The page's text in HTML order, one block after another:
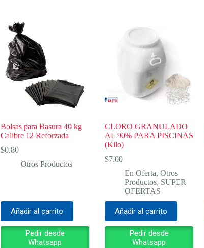
Bolsas para Basura 40 kg
Calibre 12 Reforzada
$0.80
Otros Productos
Añadir al carrito
Pedir desde
Whatsapp
CLORO GRANULADO
AL 90% PARA PISCINAS
(Kilo)
$7.00
En Oferta,Otros
Productos, SUPER
OFERTAS
Añadir al carrito
Pedir desde
Whatsapp